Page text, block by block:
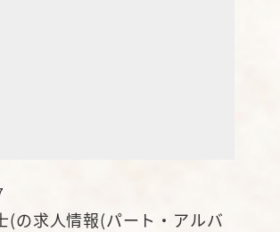
(の求人情報(パート・アルバ